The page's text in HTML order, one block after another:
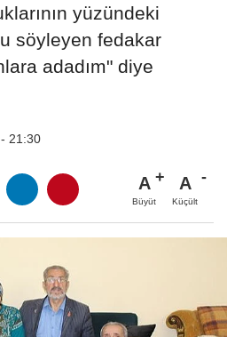
yüzündeki
söyleyen fedakar
adadım" diye
21:30
A
Büyüt
A
Küçült